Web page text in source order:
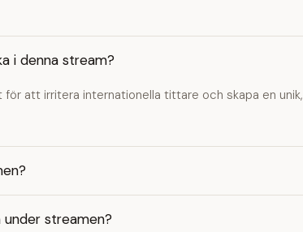
i denna stream?
att irritera internationella tittare och skapa en unik,
under streamen?